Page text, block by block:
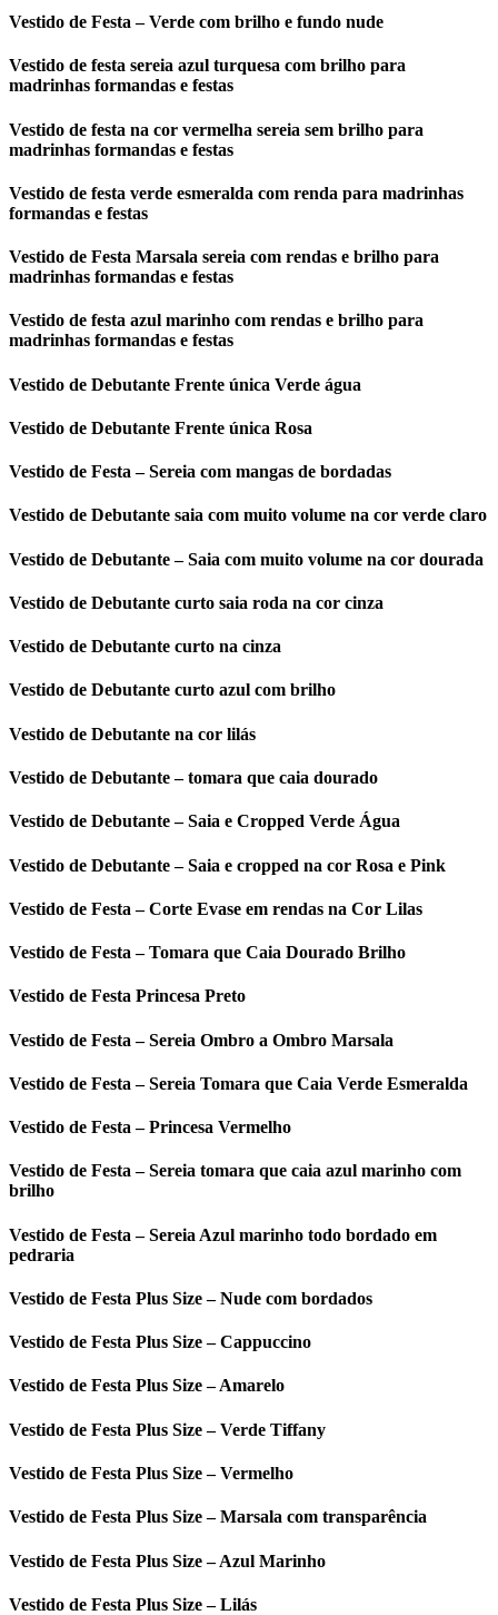
Vestido de Festa – Verde com brilho e fundo nude
Vestido de festa sereia azul turquesa com brilho para
madrinhas formandas e festas
Vestido de festa na cor vermelha sereia sem brilho para
madrinhas formandas e festas
Vestido de festa verde esmeralda com renda para madrinhas
formandas e festas
Vestido de Festa Marsala sereia com rendas e brilho para
madrinhas formandas e festas
Vestido de festa azul marinho com rendas e brilho para
madrinhas formandas e festas
Vestido de Debutante Frente única Verde água
Vestido de Debutante Frente única Rosa
Vestido de Festa – Sereia com mangas de bordadas
Vestido de Debutante saia com muito volume na cor verde claro
Vestido de Debutante – Saia com muito volume na cor dourada
Vestido de Debutante curto saia roda na cor cinza
Vestido de Debutante curto na cinza
Vestido de Debutante curto azul com brilho
Vestido de Debutante na cor lilás
Vestido de Debutante – tomara que caia dourado
Vestido de Debutante – Saia e Cropped Verde Água
Vestido de Debutante – Saia e cropped na cor Rosa e Pink
Vestido de Festa – Corte Evase em rendas na Cor Lilas
Vestido de Festa – Tomara que Caia Dourado Brilho
Vestido de Festa Princesa Preto
Vestido de Festa – Sereia Ombro a Ombro Marsala
Vestido de Festa – Sereia Tomara que Caia Verde Esmeralda
Vestido de Festa – Princesa Vermelho
Vestido de Festa – Sereia tomara que caia azul marinho com
brilho
Vestido de Festa – Sereia Azul marinho todo bordado em
pedraria
Vestido de Festa Plus Size – Nude com bordados
Vestido de Festa Plus Size – Cappuccino
Vestido de Festa Plus Size – Amarelo
Vestido de Festa Plus Size – Verde Tiffany
Vestido de Festa Plus Size – Vermelho
Vestido de Festa Plus Size – Marsala com transparência
Vestido de Festa Plus Size – Azul Marinho
Vestido de Festa Plus Size – Lilás